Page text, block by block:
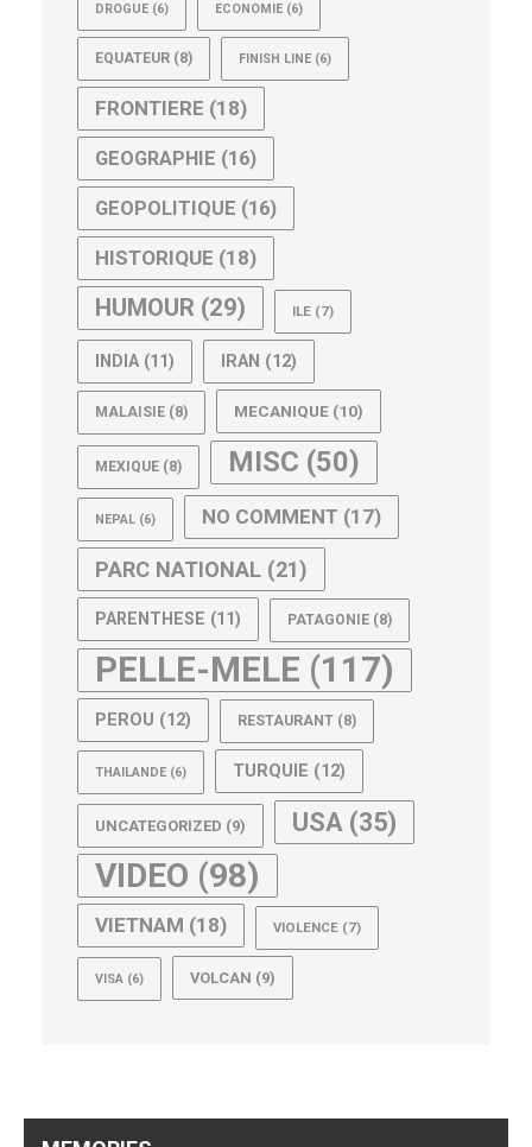
DROGUE (6) ECONOMIE (6)
EQUATEUR (8) FINISH LINE (6)
FRONTIERE (18)
GEOGRAPHIE (16)
GEOPOLITIQUE (16)
HISTORIQUE (18)
HUMOUR (29) ILE (7)
INDIA (11) IRAN (12)
MALAISIE (8) MECANIQUE (10)
MEXIQUE (8) MISC (50)
NEPAL (6) NO COMMENT (17)
PARC NATIONAL (21)
PARENTHESE (11) PATAGONIE (8)
PELLE-MELE (117)
PEROU (12) RESTAURANT (8)
THAILANDE (6) TURQUIE (12)
UNCATEGORIZED (9) USA (35)
VIDEO (98)
VIETNAM (18) VIOLENCE (7)
VISA (6) VOLCAN (9)